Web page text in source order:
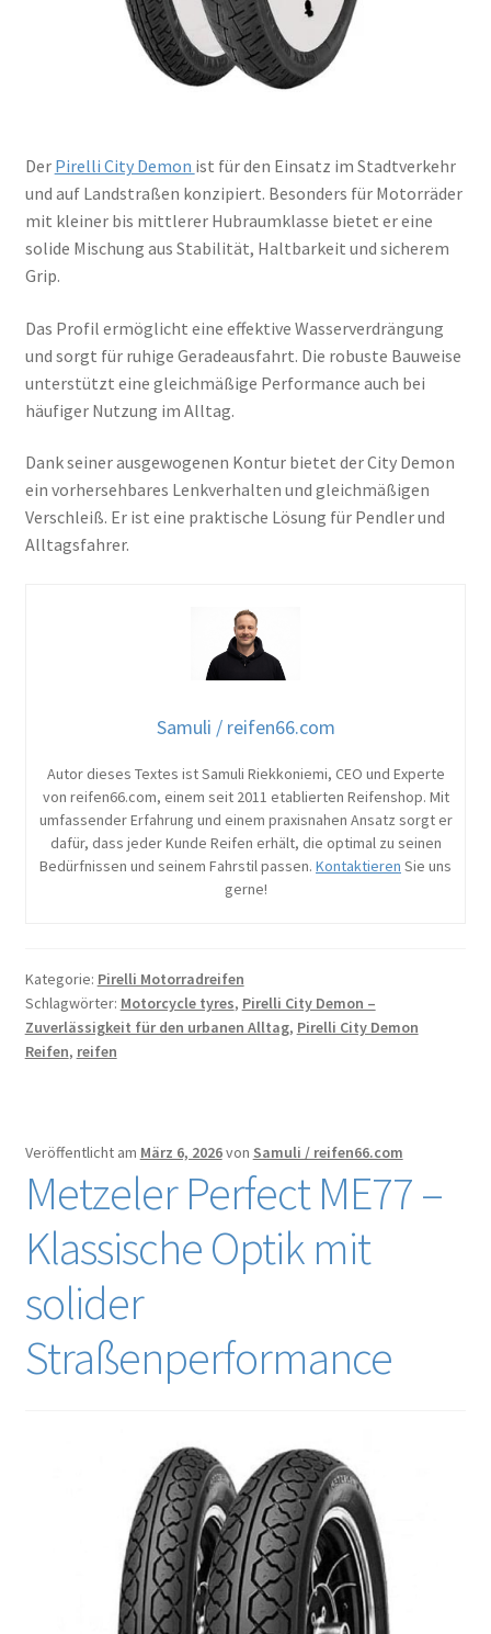
Der Pirelli City Demon ist für den Einsatz im Stadtverkehr
und auf Landstraßen konzipiert. Besonders für Motorräder
mit kleiner bis mittlerer Hubraumklasse bietet er eine
solide Mischung aus Stabilität, Haltbarkeit und sicherem
Grip.
Das Profil ermöglicht eine effektive Wasserverdrängung
und sorgt für ruhige Geradeausfahrt. Die robuste Bauweise
unterstützt eine gleichmäßige Performance auch bei
häufiger Nutzung im Alltag.
Dank seiner ausgewogenen Kontur bietet der City Demon
ein vorhersehbares Lenkverhalten und gleichmäßigen
Verschleiß. Er ist eine praktische Lösung für Pendler und
Alltagsfahrer.
Samuli / reifen66.com
Autor dieses Textes ist Samuli Riekkoniemi, CEO und Experte
von reifen66.com, einem seit 2011 etablierten Reifenshop. Mit
umfassender Erfahrung und einem praxisnahen Ansatz sorgt er
dafür, dass jeder Kunde Reifen erhält, die optimal zu seinen
Bedürfnissen und seinem Fahrstil passen. Kontaktieren Sie uns
gerne!
Kategorie: Pirelli Motorradreifen
Schlagwörter: Motorcycle tyres, Pirelli City Demon –
Zuverlässigkeit für den urbanen Alltag, Pirelli City Demon
Reifen, reifen
Veröffentlicht am März 6, 2026von Samuli / reifen66.com
Metzeler Perfect ME77 –
Klassische Optik mit
solider
Straßenperformance